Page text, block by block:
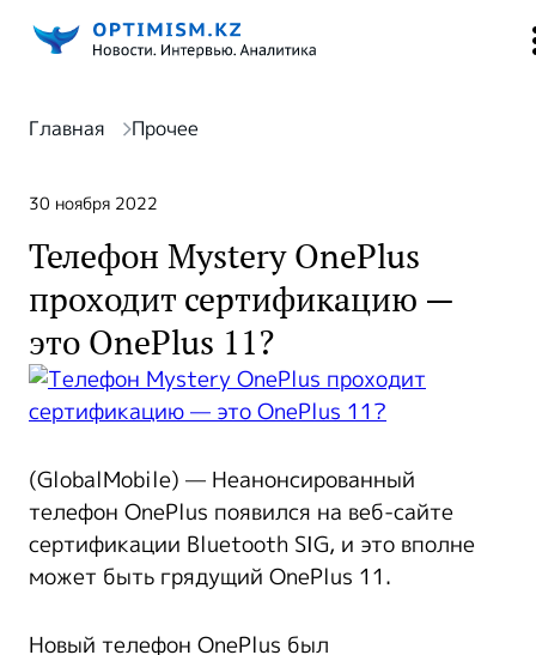
Главная Прочее
30 ноября 2022
Телефон Mystery OnePlus
проходит сертификацию —
это OnePlus 11?
(GlobalMobile) — Неанонсированный
телефон OnePlus появился на веб-сайте
сертификации Bluetooth SIG, и это вполне
может быть грядущий OnePlus 11.
Новый телефон OnePlus был